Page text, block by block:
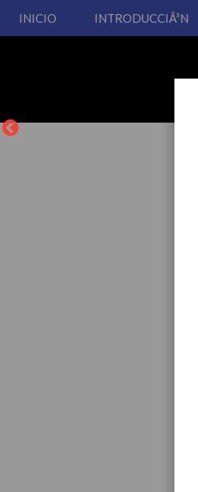
INICIO INTRODUCCIÃ³N